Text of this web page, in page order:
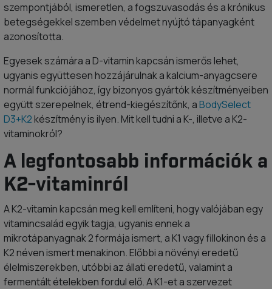
szempontjából, ismeretlen, a fogszuvasodás és a krónikus
betegségekkel szemben védelmet nyújtó tápanyagként
azonosította.
Egyesek számára a D-vitamin kapcsán ismerős lehet,
ugyanis együttesen hozzájárulnak a kalcium-anyagcsere
normál funkciójához, így bizonyos gyártók készítményeiben
együtt szerepelnek, étrend-kiegészítőnk, aBodySelect
D3+K2készítmény is ilyen. Mit kell tudni a K-, illetve a K2-
vitaminokról?
A legfontosabb információk a
K2-vitaminról
A K2-vitamin kapcsán meg kell említeni, hogy valójában egy
vitamincsalád egyik tagja, ugyanis ennek a
mikrotápanyagnak 2 formája ismert, a K1 vagy fillokinon és a
K2 néven ismert menakinon. Előbbi a növényi eredetű
élelmiszerekben, utóbbi az állati eredetű, valamint a
fermentált ételekben fordul elő. A K1-et a szervezet